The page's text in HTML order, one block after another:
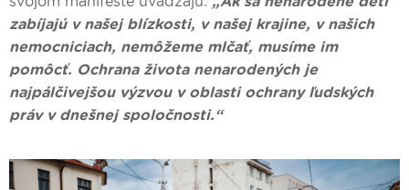
zabíjajú v našej blízkosti, v našej krajine, v našich
nemocniciach, nemôžeme mlčať, musíme im
pomôcť. Ochrana života nenarodených je
najpálčivejšou výzvou v oblasti ochrany ľudských
práv v dnešnej spoločnosti.“